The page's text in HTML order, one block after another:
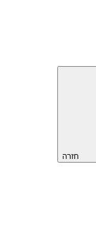
חזרה